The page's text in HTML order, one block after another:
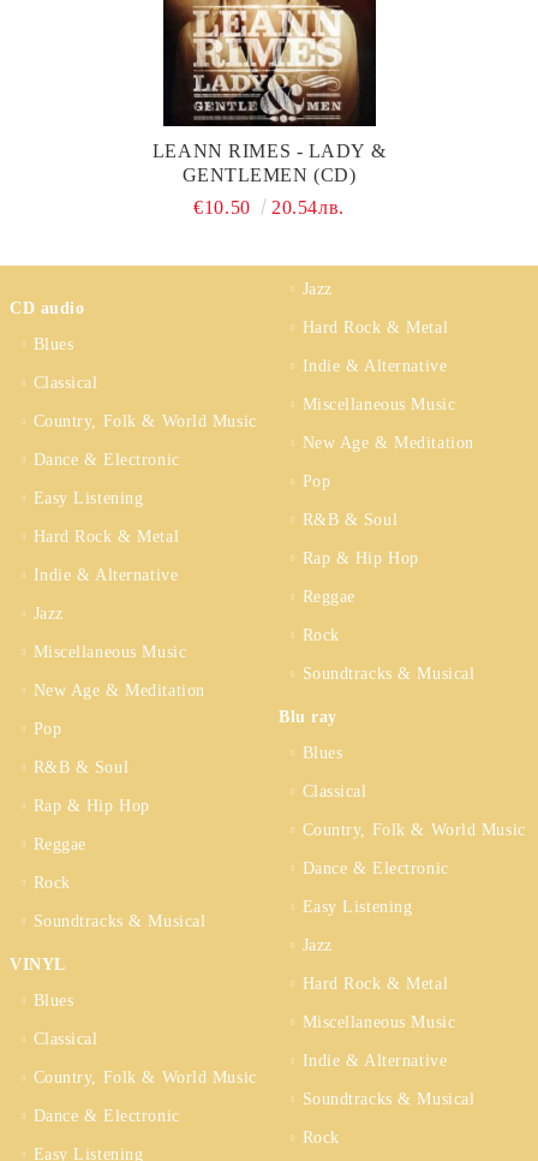
LEANN RIMES - LADY &
GENTLEMEN (CD)
€10.50
20.54лв.
CD audio
Blues
Classical
Country, Folk & World Music
Dance & Electronic
Easy Listening
Hard Rock & Metal
Indie & Alternative
Jazz
Miscellaneous Music
New Age & Meditation
Pop
R&B & Soul
Rap & Hip Hop
Reggae
Rock
Soundtracks & Musical
VINYL
Blues
Classical
Country, Folk & World Music
Dance & Electronic
Easy Listening
Jazz
Hard Rock & Metal
Indie & Alternative
Miscellaneous Music
New Age & Meditation
Pop
R&B & Soul
Rap & Hip Hop
Reggae
Rock
Soundtracks & Musical
Blu ray
Blues
Classical
Country, Folk & World Music
Dance & Electronic
Easy Listening
Jazz
Hard Rock & Metal
Miscellaneous Music
Indie & Alternative
Soundtracks & Musical
Rock